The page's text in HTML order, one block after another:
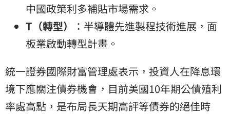
中國政策利多補貼市場需求。
T （轉型）
：半導體先進製程技術進展，面
板業啟動轉型計畫。
統一證券國際財富管理處表示，投資人在降息環
境下應關注債券機會，目前美國10年期公債殖利
率處高點，是布局長天期高評等債券的絕佳時